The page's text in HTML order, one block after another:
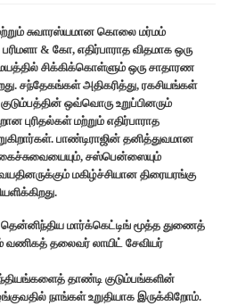
சுவாரஸ்யமான கொலை மர்மம்
& கோ, எதிர்பாராத விதமாக ஒரு
சிக்கிக்கொள்ளும் ஒரு சாதாரண
சந்தேகங்கள் அதிகரித்து, ரகசியங்கள்
ஒவ்வொரு உறுப்பினரும்
புரிதல்கள் மற்றும் எதிர்பாராத
பாண்டிராஜின் தனித்துவமான
சஸ்பென்ஸையும்
மகிழ்ச்சியான திரையரங்கு
ன் தென்னிந்திய மார்க்கெட்டிங் மூத்த துணைத்
வணிகத் தலைவர் லாயிட் சேவியர்
தாண்டி குடும்பங்களின்
நாங்கள் உறுதியாக இருக்கிறோம்.